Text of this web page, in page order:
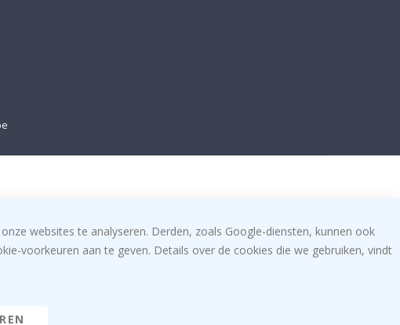
websites te analyseren. Derden, zoals Google-diensten, kunnen ook
voorkeuren aan te geven. Details over de cookies die we gebruiken, vindt